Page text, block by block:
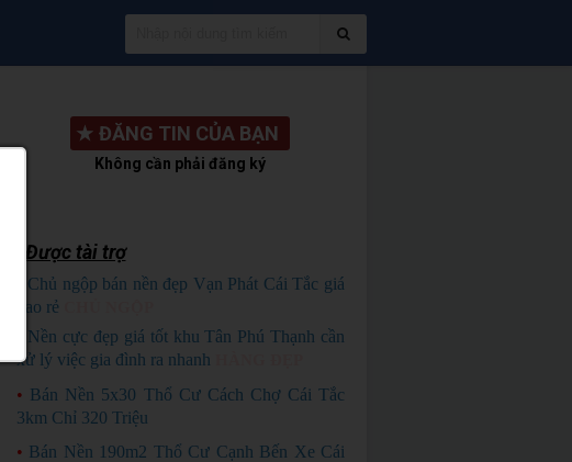
★ ĐĂNG TIN CỦA BẠN
Không cần phải đăng ký
Được tài trợ
Chủ ngộp bán nền đẹp Vạn Phát Cái Tắc giá
bao rẻ
Nền cực đẹp giá tốt khu Tân Phú Thạnh cần
xử lý việc gia đình ra nhanh
• Bán Nền 5x30 Thổ Cư Cách Chợ Cái Tắc
3km Chỉ 320 Triệu
• Bán Nền 190m2 Thổ Cư Cạnh Bến Xe Cái